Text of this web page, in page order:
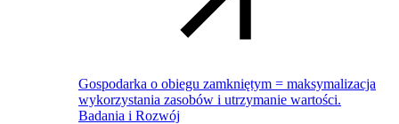
Gospodarka o obiegu zamkniętym = maksymalizacja
wykorzystania zasobów i utrzymanie wartości.
Badania i Rozwój